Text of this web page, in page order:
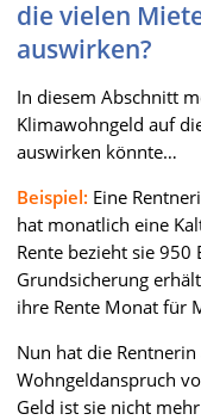
die vielen
auswirken?
In diesem Abschnitt
Klimawohngeld auf
auswirken könnte…
Beispiel: Eine
hat monatlich eine
Rente bezieht sie
Grundsicherung
ihre Rente Monat für
Nun hat die
Wohngeldanspruch
Geld ist sie nicht